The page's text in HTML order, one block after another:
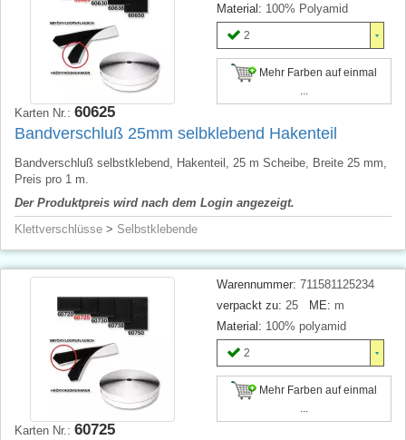
Material: 100% Polyamid
2
Mehr Farben auf einmal
Karten Nr.: 60625
Bandverschluß 25mm selbklebend Hakenteil
Bandverschluß selbstklebend, Hakenteil, 25 m Scheibe, Breite 25 mm,
Preis pro 1 m.
Der Produktpreis wird nach dem Login angezeigt.
Klettverschlüsse > Selbstklebende
Warennummer: 711581125234
verpackt zu: 25 ME: m
Material: 100% polyamid
2
Mehr Farben auf einmal
Karten Nr.: 60725